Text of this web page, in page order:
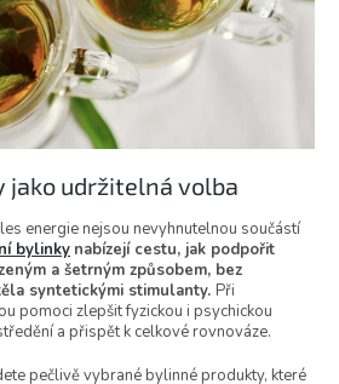
jako udržitelná volba
energie nejsou nevyhnutelnou součástí
bylinky nabízejí cestu, jak podpořit
a šetrným způsobem, bez
syntetickými stimulanty. Při
pomoci zlepšit fyzickou i psychickou
a přispět k celkové rovnováze.
pečlivě vybrané bylinné produkty, které